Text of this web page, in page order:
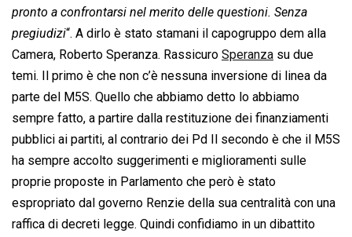
o
o
k
A
p
p
d
I
n
d
s
i
n
k
pronto a confrontarsi nel merito delle questioni. Senza
pregiudizi“. A dirlo è stato stamani il capogruppo dem alla
Camera, Roberto Speranza. Rassicuro Speranza su due
temi. Il primo è che non c’è nessuna inversione di linea da
parte del M5S. Quello che abbiamo detto lo abbiamo
sempre fatto, a partire dalla restituzione dei finanziamenti
pubblici ai partiti, al contrario dei Pd Il secondo è che il M5S
ha sempre accolto suggerimenti e miglioramenti sulle
proprie proposte in Parlamento che però è stato
espropriato dal governo Renzie della sua centralità con una
raffica di decreti legge. Quindi confidiamo in un dibattito